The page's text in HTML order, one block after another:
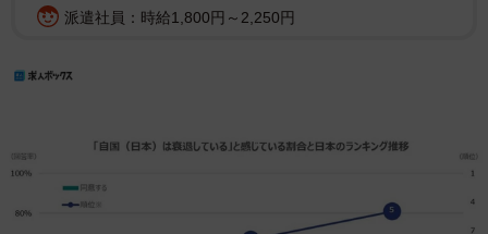
派遣社員：時給1,800円～2,250円